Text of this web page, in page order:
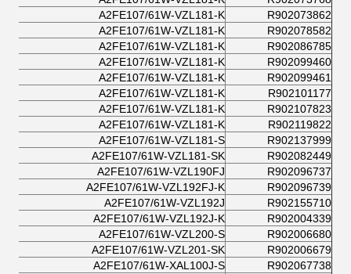
R902073862
A2FE107/61W-VZL181-K
R902078582
A2FE107/61W-VZL181-K
R902086785
A2FE107/61W-VZL181-K
R902099460
A2FE107/61W-VZL181-K
R902099461
A2FE107/61W-VZL181-K
R902101177
A2FE107/61W-VZL181-K
R902107823
A2FE107/61W-VZL181-K
R902119822
A2FE107/61W-VZL181-K
R902137999
A2FE107/61W-VZL181-S
R902082449
A2FE107/61W-VZL181-SK
R902096737
A2FE107/61W-VZL190FJ
R902096739
A2FE107/61W-VZL192FJ-K
R902155710
A2FE107/61W-VZL192J
R902004339
A2FE107/61W-VZL192J-K
R902006680
A2FE107/61W-VZL200-S
R902006679
A2FE107/61W-VZL201-SK
R902067738
A2FE107/61W-XAL100J-S